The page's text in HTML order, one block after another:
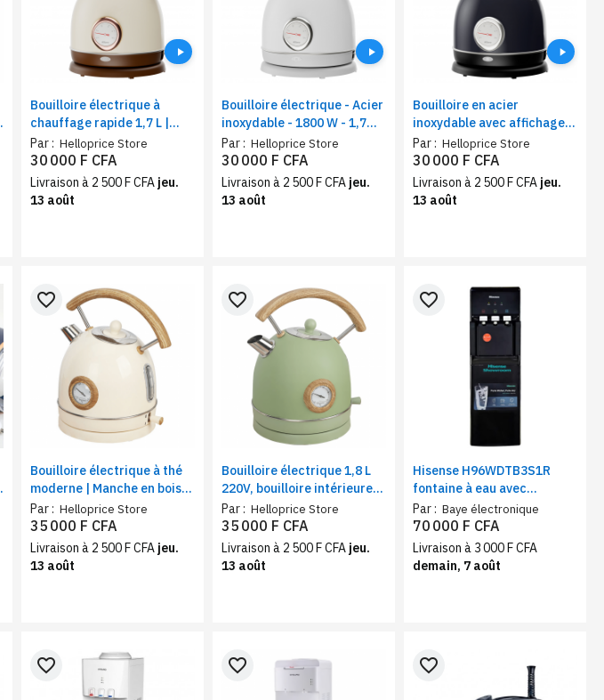
Bouilloire électrique à
chauffage rapide 1,7 L |
Affichage de la
température, Arrêt
Automatique, Intérieur et
Bec en Inox
Par : Helloprice Store
30 000 F CFA
Livraison à 2 500 F CFA jeu.
13 août
Bouilloire électrique - Acier
inoxydable - 1800 W - 1,7
litre | Affichage
thermomètre 21,30 x 21,40
x 28,60 cm - Blanche
Par : Helloprice Store
30 000 F CFA
Livraison à 2 500 F CFA jeu.
13 août
Bouilloire en acier
inoxydable avec affichage
de la température, style
rétro, capacité de 1,7
litre,1800 watts, Durable et
écologique
Par : Helloprice Store
30 000 F CFA
Livraison à 2 500 F CFA jeu.
13 août
Bouilloire électrique à thé
moderne | Manche en bois -
Indicateur de température
| 1,7 L
Par : Helloprice Store
favorite_border
35 000 F CFA
Livraison à 2 500 F CFA jeu.
13 août
Bouilloire électrique 1,8 L
220V, bouilloire intérieure
en acier inoxydable 304,
chauffage rapide, appareil
ménager
Par : Helloprice Store
favorite_border
35 000 F CFA
Livraison à 2 500 F CFA jeu.
13 août
Hisense H96WDTB3S1R
fontaine à eau avec
réfrigérateur noir – Eau
chaude/Froide/Tiède
690W, 3 robinets
Par : Baye électronique
favorite_border
70 000 F CFA
Livraison à 3 000 F CFA
demain, 7 août
favorite_border favorite_border favorite_border